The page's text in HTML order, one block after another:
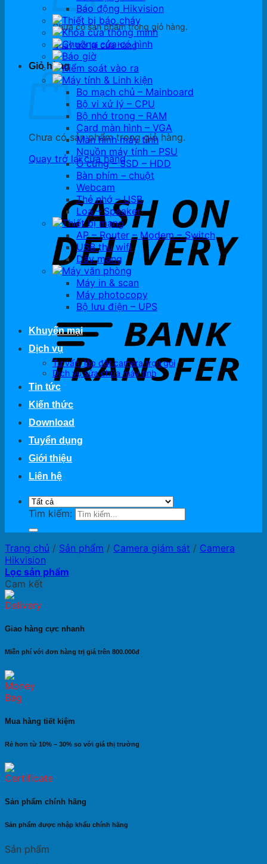
Chưa có sản phẩm trong giỏ hàng.
Quay trở lại cửa hàng
Giỏ hàng
Chưa có sản phẩm trong giỏ hàng.
Quay trở lại cửa hàng
Báo động Hikvision
Thiết bị báo cháy
Khóa cửa thông minh
Chuông cửa có hình
Báo giờ
Kiểm soát vào ra
Máy tính & Linh kiện
Bo mạch chủ – Mainboard
Bộ vi xử lý – CPU
Bộ nhớ trong – RAM
Card màn hình – VGA
Màn hình máy tính
Nguồn máy tính – PSU
Ổ cứng – SSD – HDD
Bàn phím – chuột
Webcam
Thẻ nhớ – USB
Loa – Speaker
Thiết bị mạng
AP – Router – Modem – Switch
USB thu wifi
Dây mạng
Máy văn phòng
Máy in & scan
Máy photocopy
Bộ lưu điện – UPS
Khuyến mại
Dịch vụ
Tư vấn, lắp đặt camera trọn gói
Dịch vụ sửa chữa máy tính
Tin tức
Kiến thức
Download
Tuyển dụng
Giới thiệu
Liên hệ
Tìm kiếm:
Trang chủ / Sản phẩm / Camera giám sát / Camera
Hikvision
Lọc sản phẩm
Cam kết
Giao hàng cực nhanh
Miễn phí với đơn hàng trị giá trên 800.000đ
Mua hàng tiết kiệm
Rẻ hơn từ 10% – 30% so với giá thị trường
Sản phẩm chính hãng
Sản phẩm được nhập khẩu chính hãng
Sản phẩm